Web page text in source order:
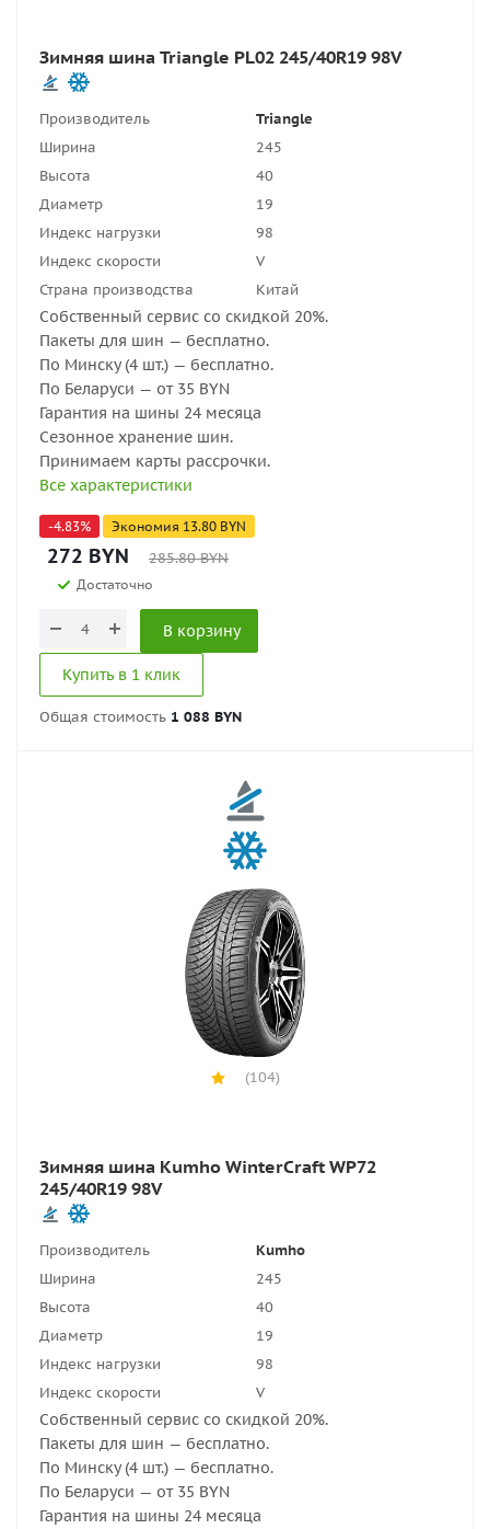
Зимняя шина Triangle PL02 245/40R19 98V
Производитель
Triangle
Ширина
245
Высота
40
Диаметр
19
Индекс нагрузки
98
Индекс скорости
V
Страна производства
Китай
Собственный сервис со скидкой 20%.
Пакеты для шин — бесплатно.
По Минску (4 шт.) — бесплатно.
По Беларуси — от 35 BYN
Гарантия на шины 24 месяца
Сезонное хранение шин.
Принимаем карты рассрочки.
Все характеристики
-4.83% Экономия 13.80 BYN
272 BYN 285.80BYN
Достаточно
В корзину
Купить в 1 клик
Общая стоимость 1 088 BYN
(104)
Зимняя шина Kumho WinterCraft WP72
245/40R19 98V
Производитель
Kumho
Ширина
245
Высота
40
Диаметр
19
Индекс нагрузки
98
Индекс скорости
V
Собственный сервис со скидкой 20%.
Пакеты для шин — бесплатно.
По Минску (4 шт.) — бесплатно.
По Беларуси — от 35 BYN
Гарантия на шины 24 месяца